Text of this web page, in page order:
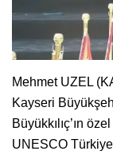
Mehmet UZEL
Kayseri
Büyükkılıç’ın
UNESCO